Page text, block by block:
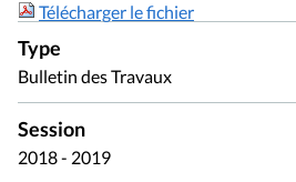
Télécharger le fichier
Type
Bulletin des Travaux
Session
2018 - 2019